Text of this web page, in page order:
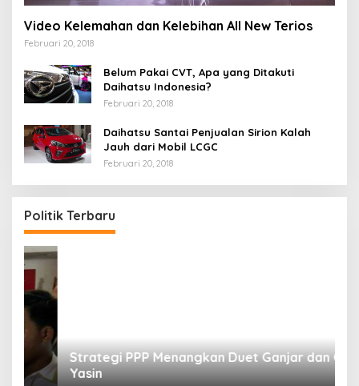
Video Kelemahan dan Kelebihan All New Terios
Februari 20, 2018
Belum Pakai CVT, Apa yang Ditakuti
Daihatsu Indonesia?
Februari 20, 2018
Daihatsu Santai Penjualan Sirion Kalah
Jauh dari Mobil LCGC
Februari 20, 2018
Politik Terbaru
Strategi PPP Menangkan Duet Ganjar dan Gus
Yasin